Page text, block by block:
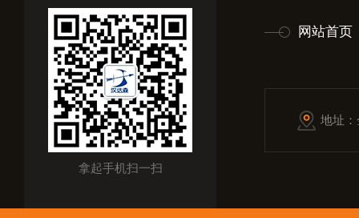
拿起手机扫一扫
网站首页
地址